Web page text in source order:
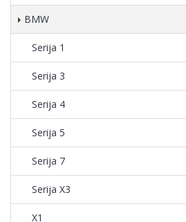
BMW
Serija 1
Serija 3
Serija 4
Serija 5
Serija 7
Serija X3
X1